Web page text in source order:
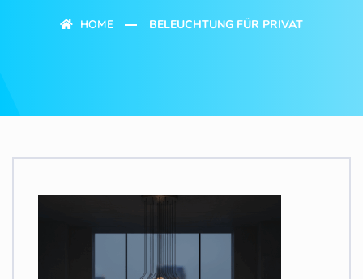
HOME BELEUCHTUNG FÜR PRIVAT